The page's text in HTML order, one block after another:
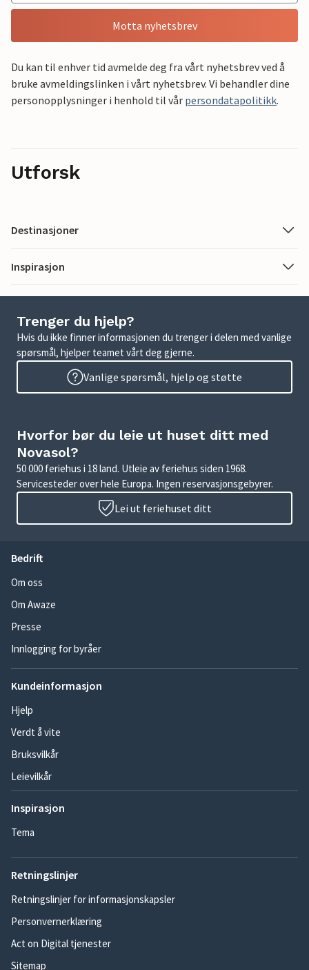
Motta nyhetsbrev
Du kan til enhver tid avmelde deg fra vårt nyhetsbrev ved å
bruke avmeldingslinken i vårt nyhetsbrev. Vi behandler dine
personopplysninger i henhold til vår persondatapolitikk.
Utforsk
Destinasjoner
Inspirasjon
Trenger du hjelp?
Hvis du ikke finner informasjonen du trenger i delen med vanlige
spørsmål, hjelper teamet vårt deg gjerne.
Vanlige spørsmål, hjelp og støtte
Hvorfor bør du leie ut huset ditt med
Novasol?
50 000 feriehus i 18 land. Utleie av feriehus siden 1968.
Servicesteder over hele Europa. Ingen reservasjonsgebyrer.
Lei ut feriehuset ditt
Bedrift
Om oss
Om Awaze
Presse
Innlogging for byråer
Kundeinformasjon
Hjelp
Verdt å vite
Bruksvilkår
Leievilkår
Inspirasjon
Tema
Retningslinjer
Retningslinjer for informasjonskapsler
Personvernerklæring
Act on Digital tjenester
Sitemap